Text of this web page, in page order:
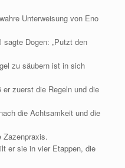
Unterweisung von Eno
Dogen: „Putzt den
zu säubern ist in sich
zuerst die Regeln und die
die Achtsamkeit und die
Zazenpraxis.
er sie in vier Etappen, die